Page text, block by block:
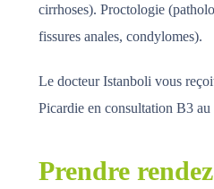
cirrhoses). Proctologie
fissures anales, condylomes).
Le docteur Istanboli vous
Picardie en consultation B3 au
Prendre